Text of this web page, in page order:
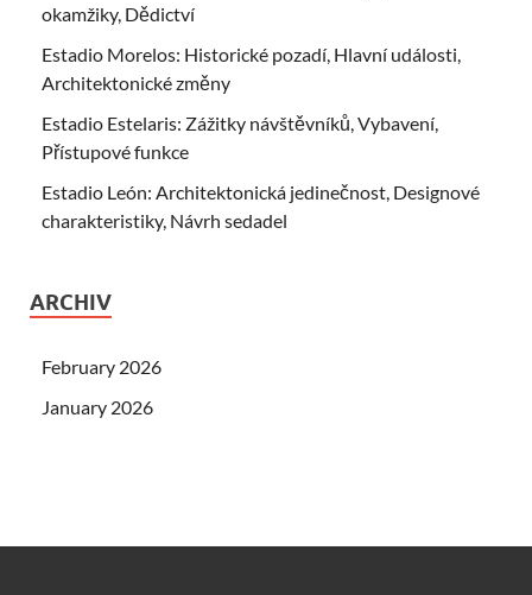
okamžiky, Dědictví
Estadio Morelos: Historické pozadí, Hlavní události,
Architektonické změny
Estadio Estelaris: Zážitky návštěvníků, Vybavení,
Přístupové funkce
Estadio León: Architektonická jedinečnost, Designové
charakteristiky, Návrh sedadel
ARCHIV
February 2026
January 2026